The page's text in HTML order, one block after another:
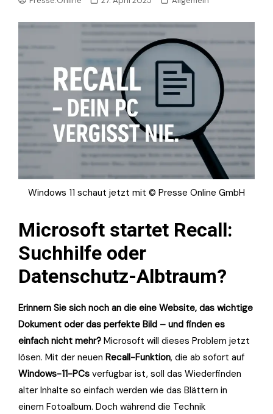
Windows 11 schaut jetzt mit © Presse Online GmbH
Microsoft startet Recall:
Suchhilfe oder
Datenschutz-Albtraum?
Erinnern Sie sich noch an die eine Website, das wichtige
Dokument oder das perfekte Bild – und finden es
einfach nicht mehr? Microsoft will dieses Problem jetzt
lösen. Mit der neuen Recall-Funktion, die ab sofort auf
Windows-11-PCs verfügbar ist, soll das Wiederfinden
alter Inhalte so einfach werden wie das Blättern in
einem Fotoalbum. Doch während die Technik